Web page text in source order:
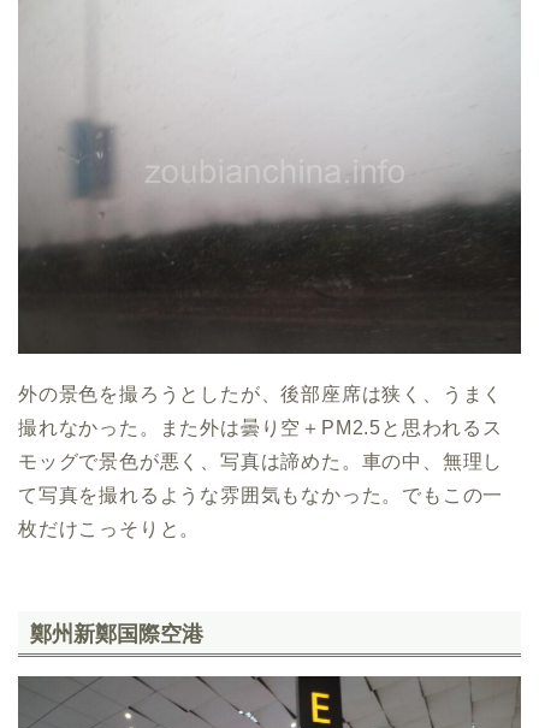
外の景色を撮ろうとしたが、後部座席は狭く、うまく
撮れなかった。また外は曇り空＋PM2.5と思われるス
モッグで景色が悪く、写真は諦めた。車の中、無理し
て写真を撮れるような雰囲気もなかった。でもこの一
枚だけこっそりと。
鄭州新鄭国際空港